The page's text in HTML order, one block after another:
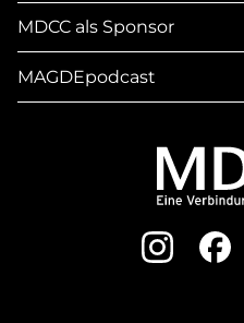
MDCC als Sponsor
MAGDEpodcast